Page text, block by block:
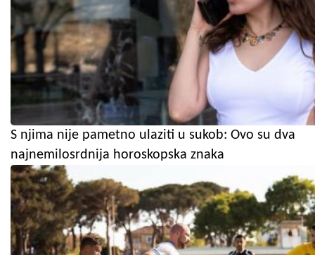
S njima nije pametno ulaziti u sukob: Ovo su dva
najnemilosrdnija horoskopska znaka